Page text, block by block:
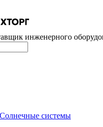
инженерного
системы